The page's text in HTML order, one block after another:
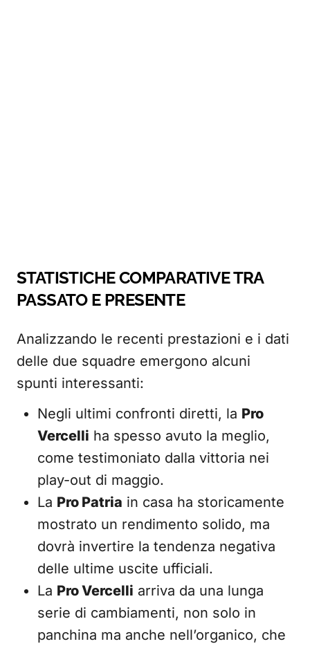
STATISTICHE COMPARATIVE TRA
PASSATO E PRESENTE
Analizzando le recenti prestazioni e i dati
delle due squadre emergono alcuni
spunti interessanti:
Negli ultimi confronti diretti, la Pro
Vercelli ha spesso avuto la meglio,
come testimoniato dalla vittoria nei
play-out di maggio.
La Pro Patria in casa ha storicamente
mostrato un rendimento solido, ma
dovrà invertire la tendenza negativa
delle ultime uscite ufficiali.
La Pro Vercelli arriva da una lunga
serie di cambiamenti, non solo in
panchina ma anche nell’organico, che